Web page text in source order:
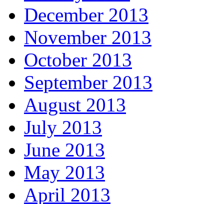
December 2013
November 2013
October 2013
September 2013
August 2013
July 2013
June 2013
May 2013
April 2013